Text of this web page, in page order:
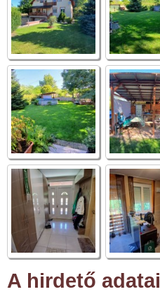
A hirdető adatai